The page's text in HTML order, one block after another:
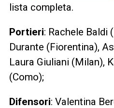
lista completa.
Portieri: Rachele Baldi
Durante (Fiorentina),
Laura Giuliani (Milan),
(Como);
Difensori: Valentina